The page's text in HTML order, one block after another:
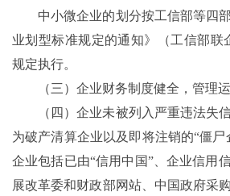
中小微企业的划分按工信部等四
业划型标准规定的通知》（工信部联
规定执行。
（三）企业财务制度健全，管理运
（四）企业未被列入严重违法失
为破产清算企业以及即将注销的“僵
企业包括已由“信用中国”、企业信用
展改革委和财政部网站、中国政府采